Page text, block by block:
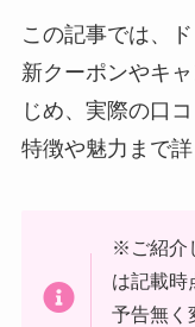
この記事では、
新クーポンやキ
じめ、実際の口
特徴や魅力まで詳
※ご紹介
は記載時
予告無く